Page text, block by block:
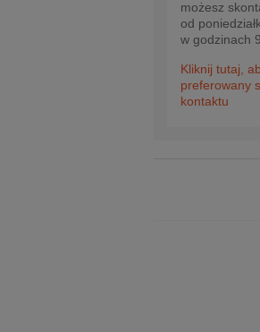
możesz
od
w godzinach
Kliknij tutaj,
preferowany
kontaktu